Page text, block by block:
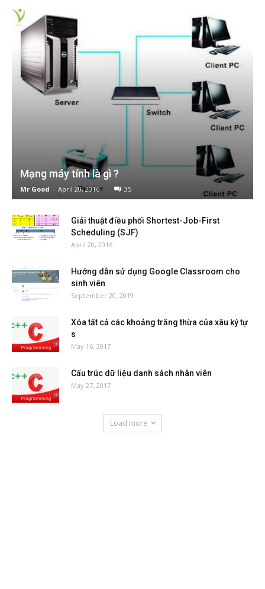
Mạng máy tính là gì ?
Mr Good - April 20, 2016 35
Giải thuật điều phối Shortest-Job-First
Scheduling (SJF)
April 20, 2016
Hướng dẫn sử dụng Google Classroom cho
sinh viên
September 20, 2019
Xóa tất cả các khoảng trắng thừa của xâu ký tự
s
May 16, 2017
Cấu trúc dữ liệu danh sách nhân viên
May 27, 2017
Load more